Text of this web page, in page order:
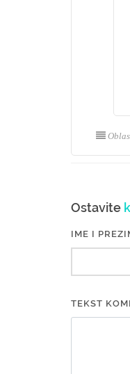
Ostavite
IME I
TEKST